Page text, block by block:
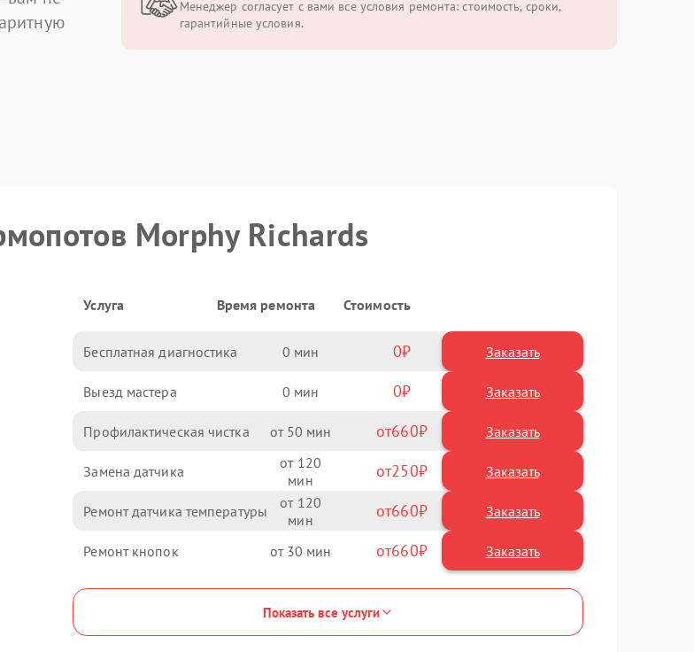
Менеджер согласует с вами все условия ремонта: стоимость, сроки,
гарантийные условия.
Morphy Richards
Услуга Время ремонта Стоимость
Бесплатная диагностика 0 0 Заказать
Выезд мастера 0 0 Заказать
Профилактическая чистка 50 660
Замена датчика 120 250
Ремонт датчика температуры 120 660
Ремонт кнопок 30 660
Показать все услуги